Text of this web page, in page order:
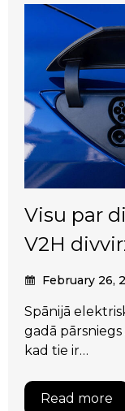
Visu par
V2H
February 26,
Spānijā
gadā
kad tie ir…
Read more